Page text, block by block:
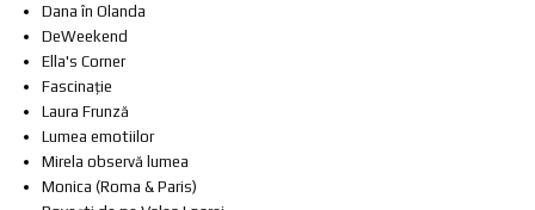
Dana în Olanda
DeWeekend
Ella's Corner
Fascinație
Laura Frunză
Lumea emotiilor
Mirela observă lumea
Monica (Roma & Paris)